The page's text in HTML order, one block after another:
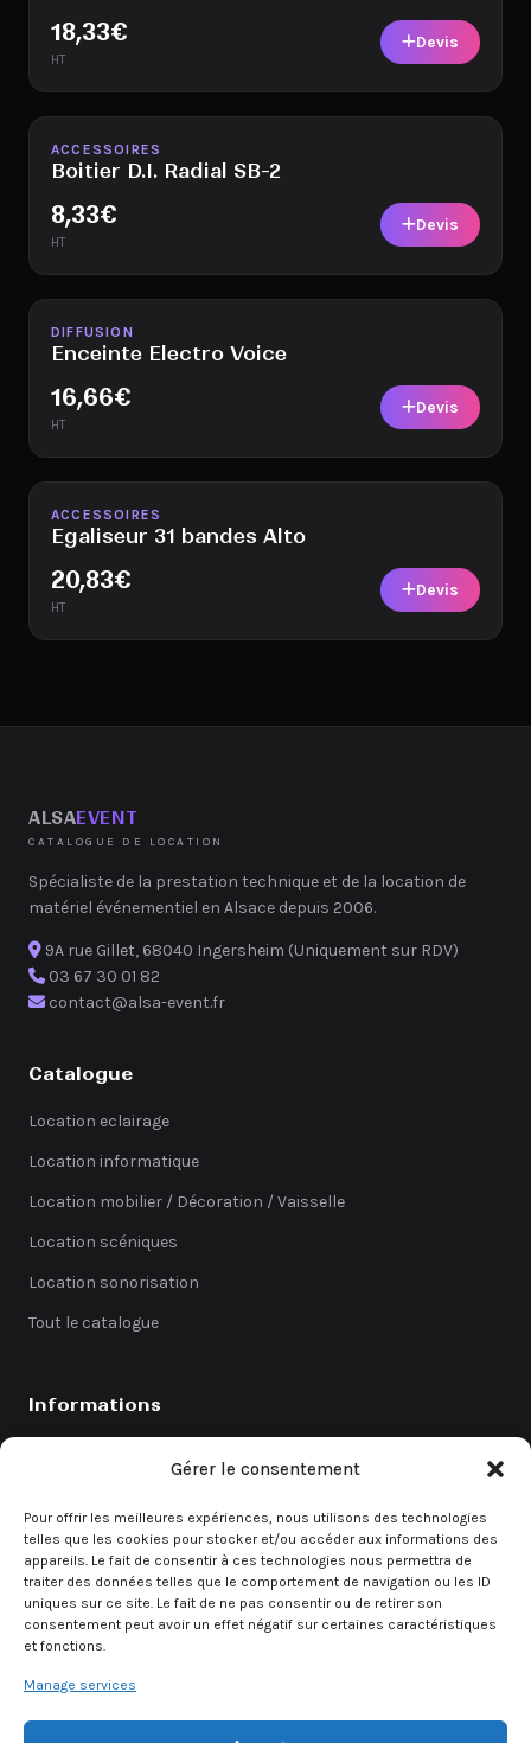
Gérer le consentement
Pour offrir les meilleures expériences, nous utilisons des technologies
telles que les cookies pour stocker et/ou accéder aux informations des
appareils. Le fait de consentir à ces technologies nous permettra de
traiter des données telles que le comportement de navigation ou les ID
uniques sur ce site. Le fait de ne pas consentir ou de retirer son
consentement peut avoir un effet négatif sur certaines caractéristiques
et fonctions.
Manage services
18,33€
HT
Devis
Disponible
ACCESSOIRES
Boitier D.I. Radial SB-2
8,33€
HT
Devis
Disponible
DIFFUSION
Enceinte Electro Voice
16,66€
HT
Devis
Disponible
ACCESSOIRES
Egaliseur 31 bandes Alto
20,83€
HT
Devis
ALSAEVENT
CATALOGUE DE LOCATION
Spécialiste de la prestation technique et de la location de
matériel événementiel en Alsace depuis 2006.
9A rue Gillet, 68040 Ingersheim (Uniquement sur RDV)
03 67 30 01 82
contact@alsa-event.fr
Catalogue
Location eclairage
Location informatique
Location mobilier / Décoration / Vaisselle
Location scéniques
Location sonorisation
Tout le catalogue
Informations
Contact
Demande de devis
Demande rapide
Un besoin urgent ? Contactez directement notre équipe.